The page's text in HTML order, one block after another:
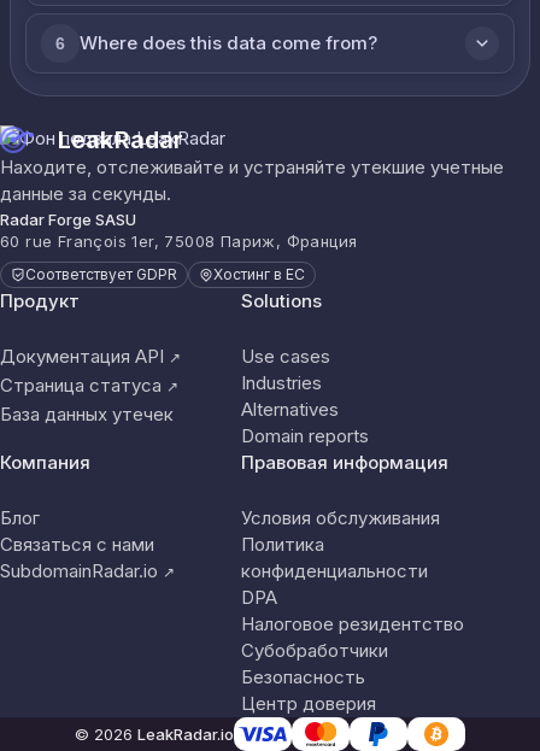
6 Where does this data come from?
LeakRadar
Находите, отслеживайте и устраняйте утекшие учетные
данные за секунды.
Radar Forge SASU
60 rue François 1er, 75008 Париж, Франция
Соответствует GDPR Хостинг в ЕС
Продукт
Документация API ↗
Страница статуса ↗
База данных утечек
Solutions
Use cases
Industries
Alternatives
Domain reports
Компания
Блог
Связаться с нами
SubdomainRadar.io ↗
Правовая информация
Условия обслуживания
Политика
конфиденциальности
DPA
Налоговое резидентство
Субобработчики
Безопасность
Центр доверия
© 2026 LeakRadar.io